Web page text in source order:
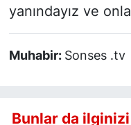
yanındayız ve
Muhabir: Sonses .tv
Bunlar da